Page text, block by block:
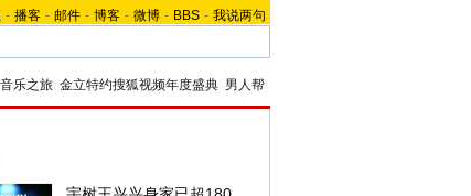
- 播客 - 邮件 - 博客 - 微博 - BBS - 我说两句
乐之旅 金立特约搜狐视频年度盛典 男人帮